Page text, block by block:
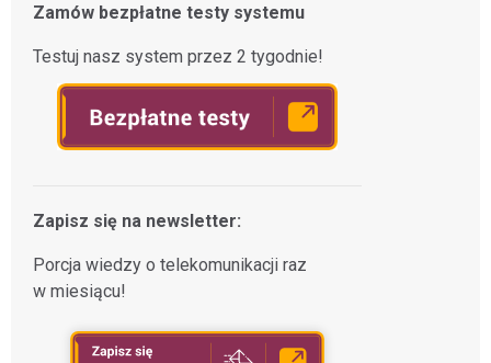
Zamów bezpłatne testy systemu
Testuj nasz system przez 2 tygodnie!
Zapisz się na newsletter:
Porcja wiedzy o telekomunikacji raz
w miesiącu!